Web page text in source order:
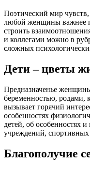
Поэтический мир
любой женщины важнее
строить
и коллегами можно в
сложных
Дети – цветы
Предназначенье
беременностью, родами,
вызывает горячий
особенностях
детей, об особенностях
учреждений,
Благополучие